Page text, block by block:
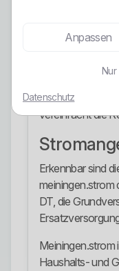
Unterm Strich
den
jeder
vereinfacht die
Erkennbar sind
meiningen.strom
DT, die
Haushalts- und
Anpassen
Datenschutz